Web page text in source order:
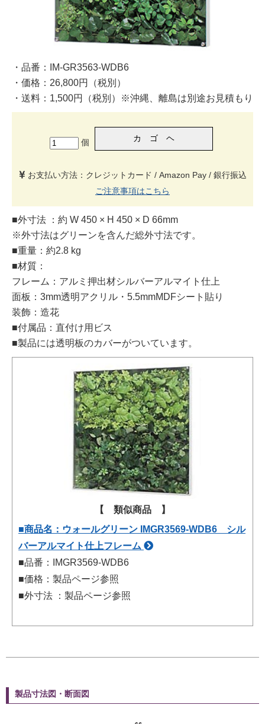
・品番：IM-GR3563-WDB6
・価格：26,800円（税別）
・送料：1,500円（税別）※沖縄、離島は別途お見積もり
個
お支払い方法：クレジットカード / Amazon Pay / 銀行振込
ご注意事項はこちら
■外寸法 ：約 W 450 × H 450 × D 66mm
※外寸法はグリーンを含んだ総外寸法です。
■重量：約2.8 kg
■材質：
フレーム：アルミ押出材シルバーアルマイト仕上
面板：3mm透明アクリル・5.5mmMDFシート貼り
装飾：造花
■付属品：直付け用ビス
■製品には透明板のカバーがついています。
【 類似商品 】
■商品名：ウォールグリーン IMGR3569-WDB6 シル
バーアルマイト仕上フレーム
■品番：IMGR3569-WDB6
■価格：製品ページ参照
■外寸法 ：製品ページ参照
製品寸法図・断面図